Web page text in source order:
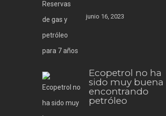
junio 16, 2023
Ecopetrol no ha
sido muy buena
encontrando
petróleo